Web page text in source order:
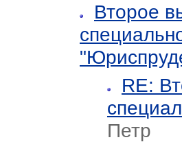
Второе
RE:
Петр